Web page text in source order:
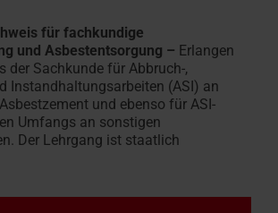
für fachkundige
und Asbestentsorgung – Erlangen
der Sachkunde für Abbruch-,
Instandhaltungsarbeiten (ASI) an
und ebenso für ASI-
Umfangs an sonstigen
Der Lehrgang ist staatlich